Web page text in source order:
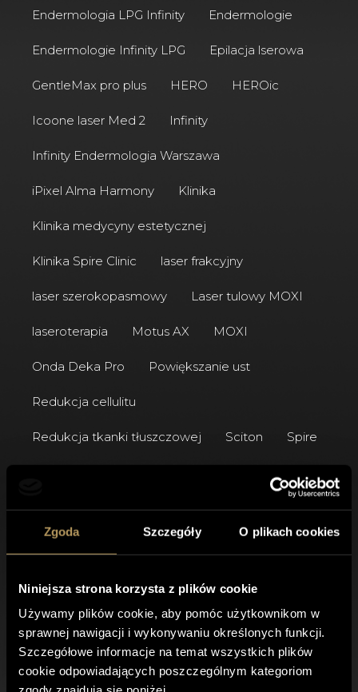
Zgoda Szczegóły O plikach cookies
Niniejsza strona korzysta z plików cookie
Używamy plików cookie, aby pomóc użytkownikom w
sprawnej nawigacji i wykonywaniu określonych funkcji.
Szczegółowe informacje na temat wszystkich plików
cookie odpowiadających poszczególnym kategoriom
Endermologia LPG Infinity Endermologie
Endermologie Infinity LPG Epilacja lserowa
GentleMax pro plus HERO HEROic
Icoone laser Med 2 Infinity
Infinity Endermologia Warszawa
iPixel Alma Harmony Klinika
Klinika medycyny estetycznej
Klinika Spire Clinic laser frakcyjny
laser szerokopasmowy Laser tulowy MOXI
laseroterapia Motus AX MOXI
Onda Deka Pro Powiększanie ust
Redukcja cellulitu
Redukcja tkanki tłuszczowej Sciton Spire
URODZINOWY OPEN VOUCHER Urodziny
Urodziny Spire Clinic VALENTINE'S DAY
Walentynki Spire Clinic
WALENTYNKOWY VOUCHER warsaw
Warszawa Wesołych Świąt Wolumetria